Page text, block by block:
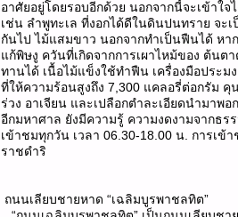
อาศัยอยู่โดยรอบอีกด้วย นอกจากนี้จะเข้าใ
เช่น ลำพูทะเล ที่งอกได้ดีในดินปนทราย จะ
กันไป ไม้แสมขาว นอกจากทำเป็นฟืนได้ ห
แก้พิษงู ควันที่เกิดจากการเผาไหม้ของ ต้น
ทานได้ เนื้อไม้แข็งใช้ทำฟืน เครื่องมือประ
ที่ให้ความร้อนสูงถึง 7,300 แคลอรี่ต่อกรัม คุ
ร่วง อาเจียน และเปลือกตำละเอียดนำมา
อีกมหาศาล ยังมีความรู้ ความงดงามจากธร
เข้าชมทุกวัน เวลา 06.30-18.00 น. การเ
ราชดำริ
ถนนเลียบชายหาด “เฉลิมบูรพาชลทิต”